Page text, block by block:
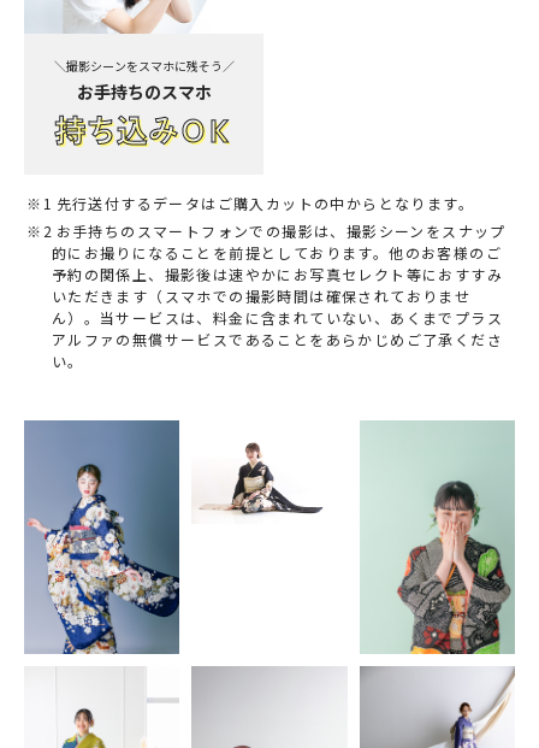
＼撮影シーンをスマホに残そう／
お手持ちのスマホ
持ち込みＯＫ
先行送付するデータはご購入カットの中からとなります。
お手持ちのスマートフォンでの撮影は、撮影シーンをスナップ
的にお撮りになることを前提としております。他のお客様のご
予約の関係上、撮影後は速やかにお写真セレクト等におすすみ
いただきます（スマホでの撮影時間は確保されておりませ
ん）。当サービスは、料金に含まれていない、あくまでプラス
アルファの無償サービスであることをあらかじめご了承くださ
い。